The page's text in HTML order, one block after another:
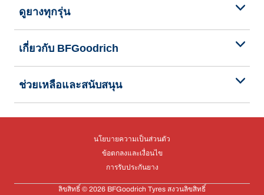
ดูยางทุกรุ่น
เกี่ยวกับ BFGoodrich
ช่วยเหลือและสนับสนุน
นโยบายความเป็นส่วนตัว
ข้อตกลงและเงื่อนไข
การรับประกันยาง
ลิขสิทธิ์ © 2026 BFGoodrich Tyres สงวนลิขสิทธิ์